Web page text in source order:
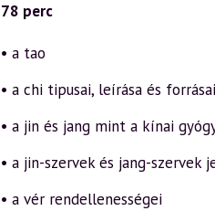
(2000.02.20.)
mennyiség
78 perc
• a tao
• a chi tipusai, leírása és forrásai
• a jin és jang mint a kínai
• a jin-szervek és jang-szervek
• a vér rendellenességei